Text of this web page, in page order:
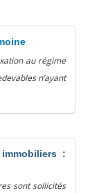
au régime
n’ayant
:
sont sollicités